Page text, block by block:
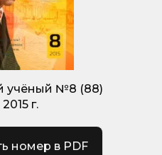
учёный №8 (88)
г.
номер в PDF